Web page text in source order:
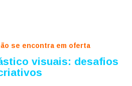
se encontra em oferta
visuais: desafios